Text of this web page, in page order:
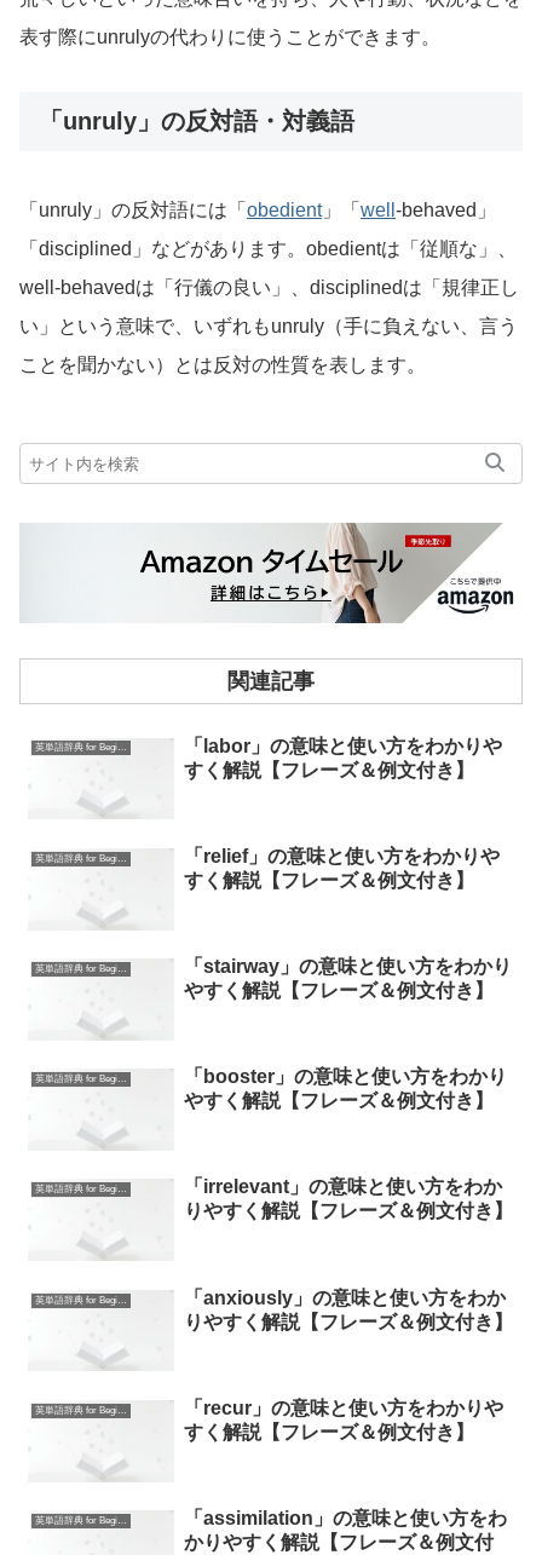
表す際にunrulyの代わりに使うことができます。
「unruly」の反対語・対義語
「unruly」の反対語には「 obedient」「 well -behaved」
「disciplined」などがあります。obedientは「従順な」、
well-behavedは「行儀の良い」、disciplinedは「規律正し
い」という意味で、いずれもunruly（手に負えない、言う
ことを聞かない）とは反対の性質を表します。
関連記事
英単語辞典 for Beginners
「labor」の意味と使い方をわかりや
すく解説【フレーズ＆例文付き】
英単語辞典 for Beginners
「relief」の意味と使い方をわかりや
すく解説【フレーズ＆例文付き】
英単語辞典 for Beginners
「stairway」の意味と使い方をわかり
やすく解説【フレーズ＆例文付き】
英単語辞典 for Beginners
「booster」の意味と使い方をわかり
やすく解説【フレーズ＆例文付き】
英単語辞典 for Beginners
「irrelevant」の意味と使い方をわか
りやすく解説【フレーズ＆例文付き】
英単語辞典 for Beginners
「anxiously」の意味と使い方をわか
りやすく解説【フレーズ＆例文付き】
英単語辞典 for Beginners
「recur」の意味と使い方をわかりや
すく解説【フレーズ＆例文付き】
英単語辞典 for Beginners
「assimilation」の意味と使い方をわ
かりやすく解説【フレーズ＆例文付